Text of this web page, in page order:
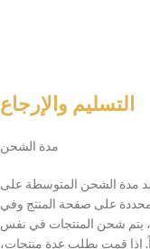
التسليم والإرجاع
مدة الشحن
مدة الشحن المتوسطة على
على صفحة المنتج وفي
يتم شحن المنتجات في نفس
بتقديم طلبك قبل الساعة 12 ظهراً. إذا قمت بطلب عدة منتجات،